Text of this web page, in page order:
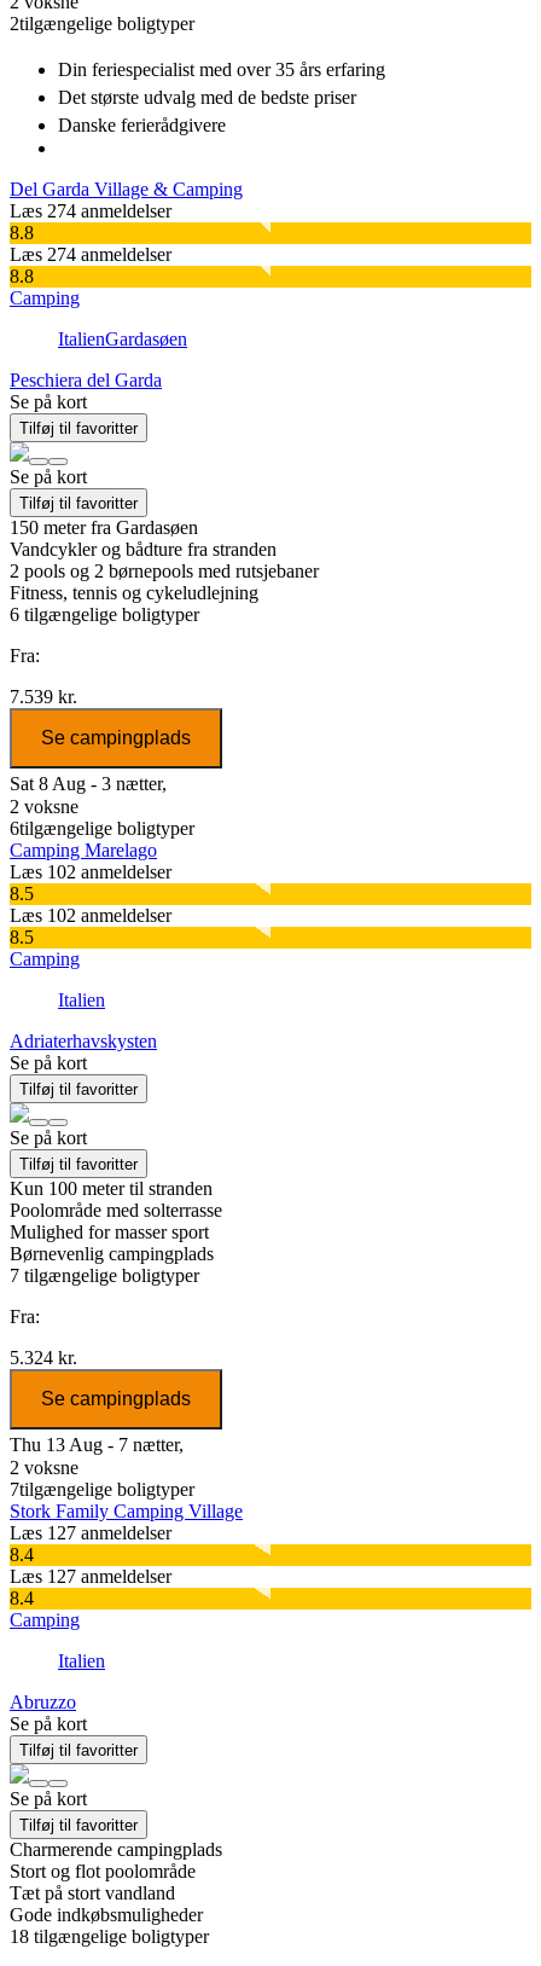
2tilgængelige boligtyper
Din feriespecialistmed over 35 års erfaring
Det største udvalg med de bedste priser
Danske ferierådgivere
Del Garda Village & Camping
Læs 274 anmeldelser
8.8
Læs 274 anmeldelser
8.8
Camping
ItalienGardasøen
Peschiera del Garda
Se på kort
Tilføj til favoritter
Se på kort
Tilføj til favoritter
150 meter fra Gardasøen
Vandcykler og bådture fra stranden
2 pools og 2 børnepools med rutsjebaner
Fitness, tennis og cykeludlejning
6 tilgængelige boligtyper
Fra:
7.539 kr.
Se campingplads
Sat 8 Aug - 3 nætter,
2 voksne
6tilgængelige boligtyper
Camping Marelago
Læs 102 anmeldelser
8.5
Læs 102 anmeldelser
8.5
Camping
Italien
Adriaterhavskysten
Se på kort
Tilføj til favoritter
Se på kort
Tilføj til favoritter
Kun 100 meter til stranden
Poolområde med solterrasse
Mulighed for masser sport
Børnevenlig campingplads
7 tilgængelige boligtyper
Fra:
5.324 kr.
Se campingplads
Thu 13 Aug - 7 nætter,
2 voksne
7tilgængelige boligtyper
Stork Family Camping Village
Læs 127 anmeldelser
8.4
Læs 127 anmeldelser
8.4
Camping
Italien
Abruzzo
Se på kort
Tilføj til favoritter
Se på kort
Tilføj til favoritter
Charmerende campingplads
Stort og flot poolområde
Tæt på stort vandland
Gode indkøbsmuligheder
18 tilgængelige boligtyper